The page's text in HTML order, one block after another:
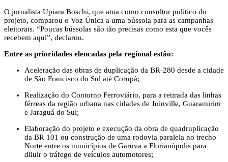
O jornalista Upiara Boschi, que atua como consultor político do
projeto, comparou o Voz Única a uma bússola para as campanhas
eleitorais. “Poucas bússolas são tão precisas como esta que vocês
recebem aqui”, declarou.
Entre as prioridades elencadas pela regional estão:
Aceleração das obras de duplicação da BR-280 desde a cidade
de São Francisco do Sul até Corupá;
Realização do Contorno Ferroviário, para a retirada das linhas
férreas da região urbana nas cidades de Joinville, Guaramirim
e Jaraguá do Sul;
Elaboração do projeto e execução da obra de quadruplicação
da BR 101 ou construção de uma rodovia paralela no trecho
Norte entre os municípios de Garuva a Florianópolis para
diluir o tráfego de veículos automotores;